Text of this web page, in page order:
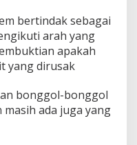
bertindak sebagai
arah yang
apakah
yang dirusak
bonggol-bonggol
ada juga yang